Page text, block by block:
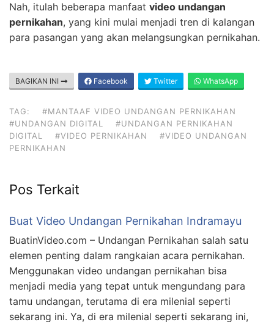
Nah, itulah beberapa manfaat video undangan
pernikahan, yang kini mulai menjadi tren di kalangan
para pasangan yang akan melangsungkan pernikahan.
BAGIKAN INI Facebook Twitter WhatsApp
TAG:
#MANTAAF VIDEO UNDANGAN PERNIKAHAN
#UNDANGAN DIGITAL
#UNDANGAN PERNIKAHAN
DIGITAL
#VIDEO PERNIKAHAN
#VIDEO UNDANGAN
PERNIKAHAN
Pos Terkait
Buat Video Undangan Pernikahan Indramayu
BuatinVideo.com – Undangan Pernikahan salah satu
elemen penting dalam rangkaian acara pernikahan.
Menggunakan video undangan pernikahan bisa
menjadi media yang tepat untuk mengundang para
tamu undangan, terutama di era milenial seperti
sekarang ini. Ya, di era milenial seperti sekarang ini,